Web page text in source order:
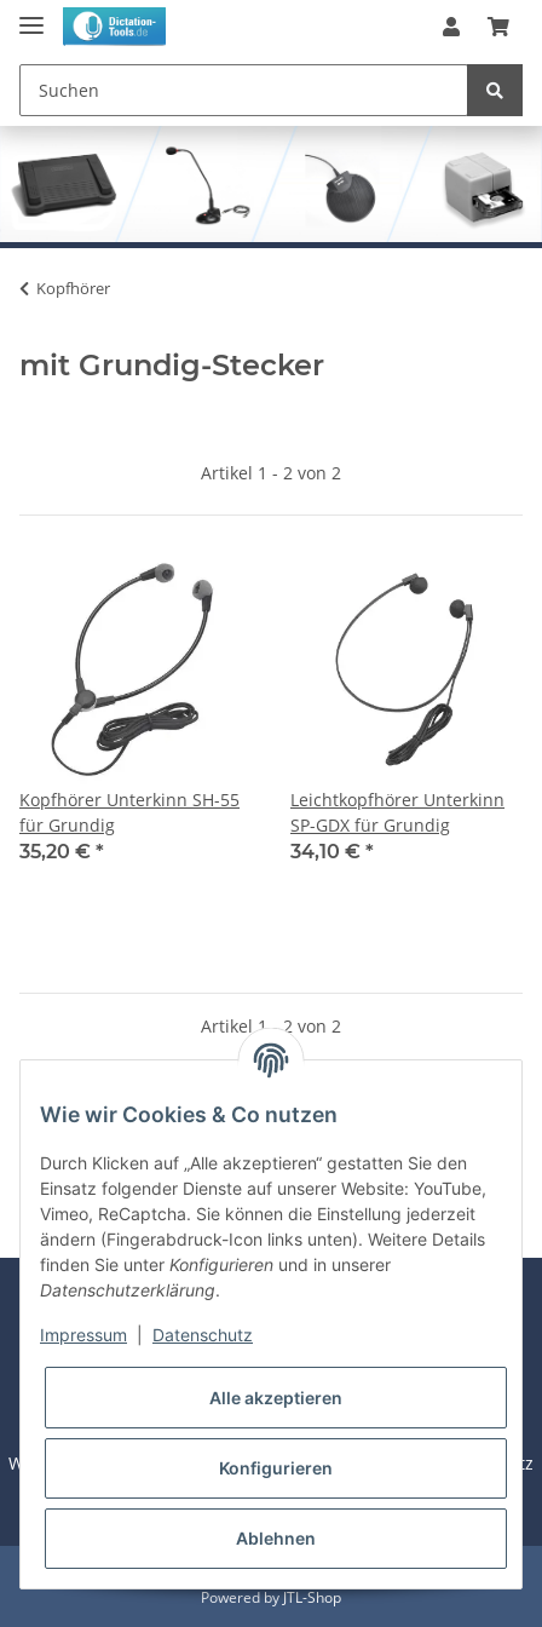
Kopfhörer
mit Grundig-Stecker
Artikel 1 - 2 von 2
Kopfhörer Unterkinn SH-55
für Grundig
35,20 € *
Leichtkopfhörer Unterkinn
SP-GDX für Grundig
34,10 € *
Artikel 1 - 2 von 2
Widerrufsbelehrung / Muster - Widerrufsformular
Datenschutz
Batteriegesetzhinweise
© Dictation-Tools
Powered byJTL-Shop
Wie wir Cookies & Co nutzen
Durch Klicken auf „Alle akzeptieren“ gestatten Sie den
Einsatz folgender Dienste auf unserer Website: YouTube,
Vimeo, ReCaptcha. Sie können die Einstellung jederzeit
ändern (Fingerabdruck-Icon links unten). Weitere Details
finden Sie unter Konfigurieren und in unserer
Datenschutzerklärung.
Impressum Datenschutz
Alle akzeptieren
Konfigurieren
Ablehnen